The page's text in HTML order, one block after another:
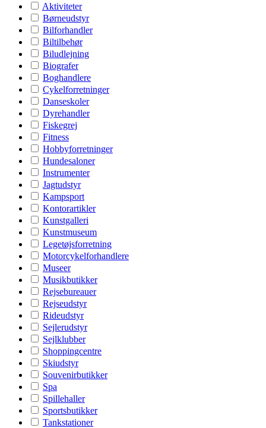
Aktiviteter
Børneudstyr
Bilforhandler
Biltilbehør
Biludlejning
Biografer
Boghandlere
Cykelforretninger
Danseskoler
Dyrehandler
Fiskegrej
Fitness
Hobbyforretninger
Hundesaloner
Instrumenter
Jagtudstyr
Kampsport
Kontorartikler
Kunstgalleri
Kunstmuseum
Legetøjsforretning
Motorcykelforhandlere
Museer
Musikbutikker
Rejsebureauer
Rejseudstyr
Rideudstyr
Sejlerudstyr
Sejlklubber
Shoppingcentre
Skiudstyr
Souvenirbutikker
Spa
Spillehaller
Sportsbutikker
Tankstationer